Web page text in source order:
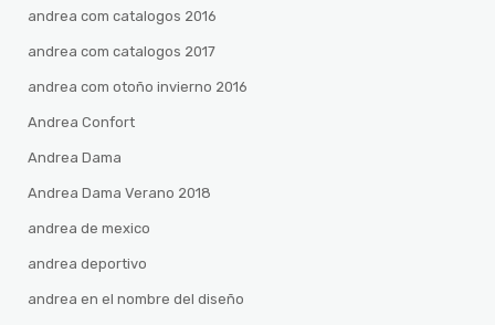
andrea com catalogos 2016
andrea com catalogos 2017
andrea com otoño invierno 2016
Andrea Confort
Andrea Dama
Andrea Dama Verano 2018
andrea de mexico
andrea deportivo
andrea en el nombre del diseño